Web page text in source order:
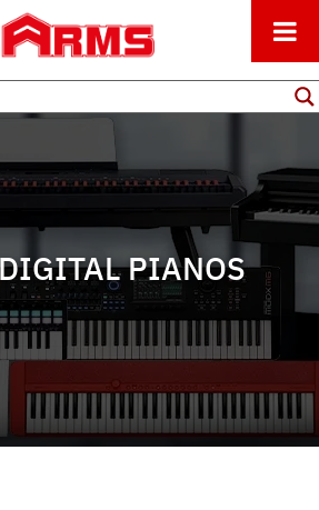
นิด ตั้งแต่เริ่มต้นถึงมืออาชีพ
PIANOS